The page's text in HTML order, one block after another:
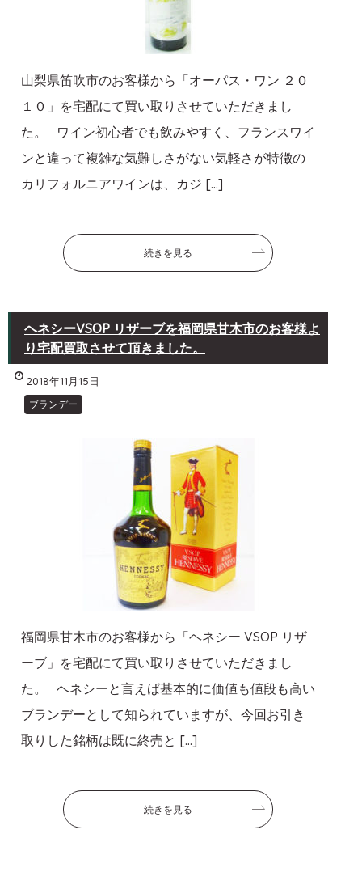
山梨県笛吹市のお客様から「オーパス・ワン ２０
１０」を宅配にて買い取りさせていただきまし
た。 ワイン初心者でも飲みやすく、フランスワイ
ンと違って複雑な気難しさがない気軽さが特徴の
カリフォルニアワインは、カジ […]
続きを見る
ヘネシーVSOP リザーブを福岡県甘木市のお客様よ
り宅配買取させて頂きました。
2018年11月15日
ブランデー
福岡県甘木市のお客様から「ヘネシー VSOP リザ
ーブ」を宅配にて買い取りさせていただきまし
た。 ヘネシーと言えば基本的に価値も値段も高い
ブランデーとして知られていますが、今回お引き
取りした銘柄は既に終売と […]
続きを見る